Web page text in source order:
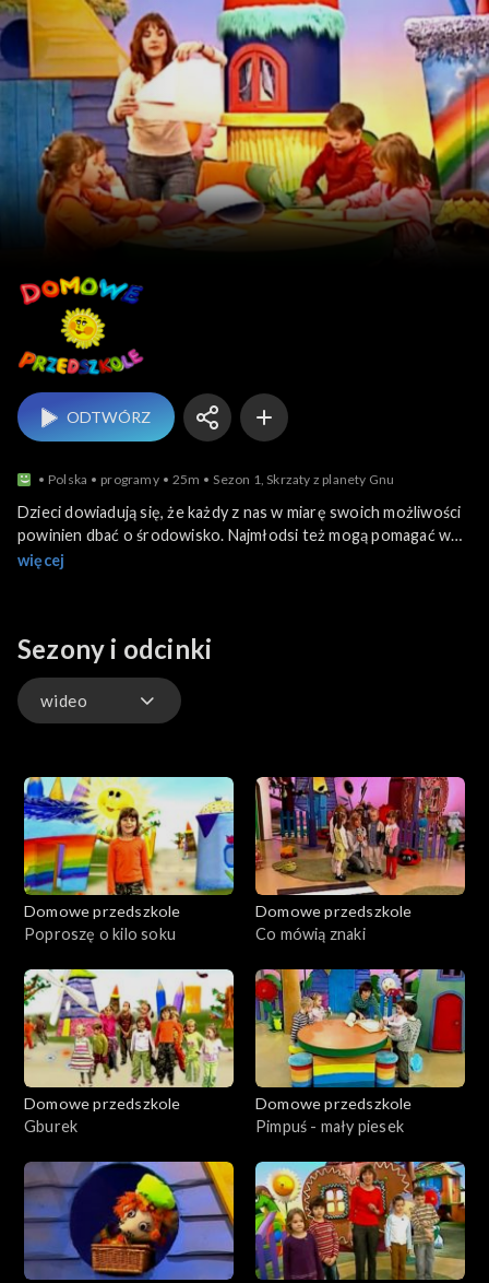
Domowe przedszkole
ODTWÓRZ
Polska programy 25m Sezon 1, Skrzaty z planety Gnu
Dzieci dowiadują się, że każdy z nas w miarę swoich możliwości
powinien dbać o środowisko. Najmłodsi też mogą pomagać w
ochronie przyrody. Uczymy się dbać o swoje najbliższe
lądów i przygód.
więcej
Sezony i odcinki
wideo
Domowe przedszkole
Poproszę o kilo soku
Domowe przedszkole
Co mówią znaki
Domowe przedszkole
Gburek
Domowe przedszkole
Pimpuś - mały piesek